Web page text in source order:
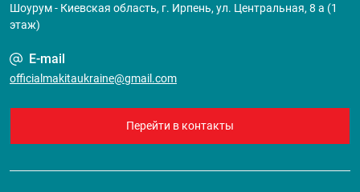
Шоурум - Киевская область, г. Ирпень, ул. Центральная, 8 а (1
этаж)
E-mail
officialmakitaukraine@gmail.com
Перейти в контакты